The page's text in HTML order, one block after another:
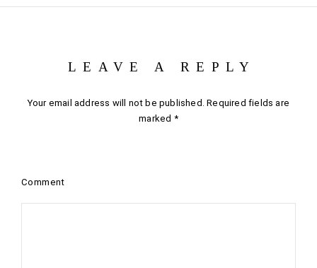
LEAVE A REPLY
Your email address will not be published. Required fields are
marked *
Comment